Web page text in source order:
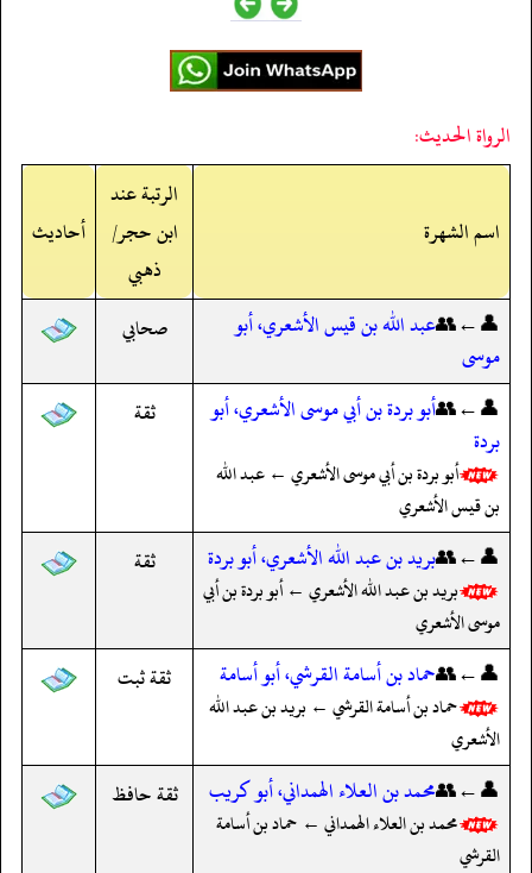
الرواة الحديث:
اسم الشهرة
الرتبة عند
ابن حجر/
ذهبي
أحاديث
👤←👥عبد الله بن قيس الأشعري، أبو
موسى
صحابي
👤←👥أبو بردة بن أبي موسى الأشعري، أبو
بردة
أبو بردة بن أبي موسى الأشعري ← عبد الله
بن قيس الأشعري
ثقة
👤←👥بريد بن عبد الله الأشعري، أبو بردة
بريد بن عبد الله الأشعري ← أبو بردة بن أبي
موسى الأشعري
ثقة
👤←👥حماد بن أسامة القرشي، أبو أسامة
حماد بن أسامة القرشي ← بريد بن عبد الله
الأشعري
ثقة ثبت
👤←👥محمد بن العلاء الهمداني، أبو كريب
محمد بن العلاء الهمداني ← حماد بن أسامة
القرشي
ثقة حافظ